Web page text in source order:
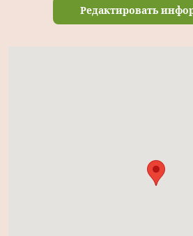
Редактировать